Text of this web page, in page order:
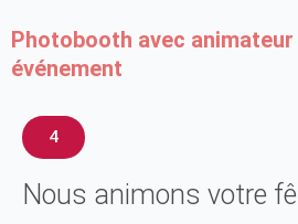
Photobooth avec
événement
4
Nous animons votre